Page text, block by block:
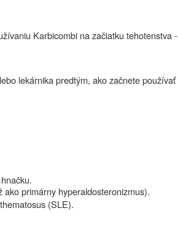
Karbicombi na začiatku tehotenstva -
lekárnika predtým, ako začnete používať
primárny hyperaldosteronizmus).
(SLE).